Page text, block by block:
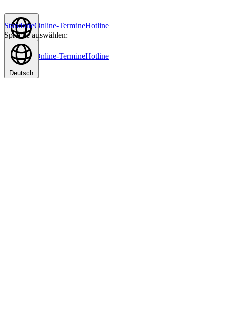
Deutsch
Standorte Online-TermineHotline
StandorteOnline-TermineHotline
Sprache auswählen:
Deutsch